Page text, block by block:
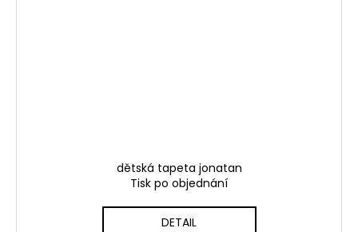
dětská tapeta jonatan
Tisk po objednání
DETAIL